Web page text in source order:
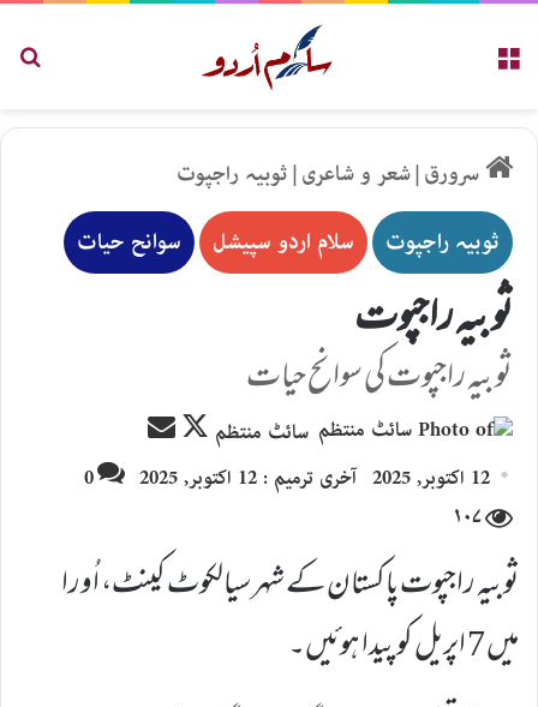
سرورق|شعر و شاعری|ثوبیہ راجپوت
ثوبیہ راجپوت سلام اردو سپیشل سوانح حیات
ثوبیہ راجپوت
ثوبیہ راجپوت کی سوانح حیات
سائٹ منتظم
Follow
X
Send
email
12 اکتوبر, 2025 آخری ترمیم : 12 اکتوبر, 2025
0
۱۰۷
ثوبیہ راجپوت پاکستان کے شہر سیالکوٹ کینٹ، اُورا
میں 7 اپریل کو پیدا ہوئیں۔